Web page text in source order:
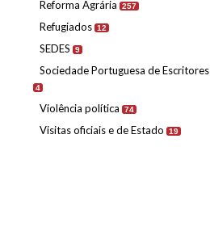
Reforma Agrária 257
Refugiados 12
SEDES 9
Sociedade Portuguesa de Escritores
4
Violência política 74
Visitas oficiais e de Estado 19